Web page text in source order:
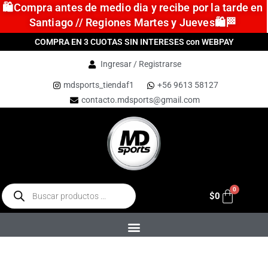
🛍️Compra antes de medio dia y recibe por la tarde en
Santiago // Regiones Martes y Jueves🛍️🏁
COMPRA EN 3 CUOTAS SIN INTERESES con WEBPAY
Ingresar / Registrarse
mdsports_tiendaf1
+56 9613 58127
contacto.mdsports@gmail.com
$0